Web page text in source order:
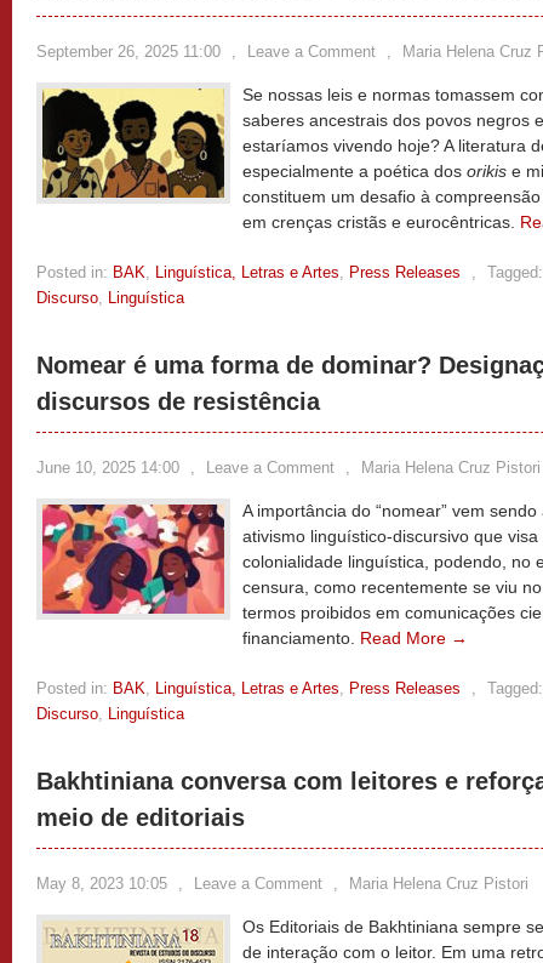
September 26, 2025 11:00 , Leave a Comment , Maria Helena Cruz
Se nossas leis e normas tomassem
saberes ancestrais dos povos negros
estaríamos vivendo hoje? A literatura
especialmente a poética dos orikis e
constituem um desafio à
em crenças cristãs e eurocêntricas.
Posted in: BAK, Linguística, Letras e Artes, Press Releases ,
Tagged:
Discurso, Linguística
Nomear é uma forma de dominar?
discursos de resistência
June 10, 2025 14:00 , Leave a Comment , Maria Helena Cruz Pistori
A importância do “nomear” vem
ativismo linguístico-discursivo que
colonialidade linguística, podendo, no
censura, como recentemente se viu
termos proibidos em comunicações
financiamento. Read More →
Posted in: BAK, Linguística, Letras e Artes, Press Releases ,
Tagged:
Discurso, Linguística
Bakhtiniana conversa com leitores e
meio de editoriais
May 8, 2023 10:05 , Leave a Comment , Maria Helena Cruz Pistori
Os Editoriais de Bakhtiniana sempre
de interação com o leitor. Em uma